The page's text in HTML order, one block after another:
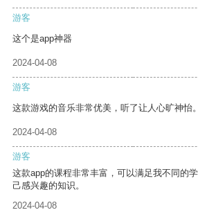
游客
这个是app神器
2024-04-08
游客
这款游戏的音乐非常优美，听了让人心旷神怡。
2024-04-08
游客
这款app的课程非常丰富，可以满足我不同的
己感兴趣的知识。
2024-04-08